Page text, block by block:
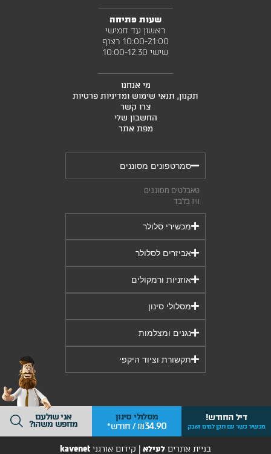
שעות פתיחה
ראשון עד חמישי
10:00-21:00 רצוף
שישי 10:00-12.30
מי אנחנו
תקנון, תנאי שימוש ומדיניות פרטיות
צרו קשר
החשבון שלי
מפת אתר
סמרטפונים מסוננים
טאבלטים מסוננים
וויז בלבד
מכשירי סלולר
אביזרים לסלולר
אוזניות ורמקולים
מסלולי סינון
נגנים ומצלמות
תקשורת וציוד היקפי
דיל החודש!
מכשיר כשר עם תקן למים ואבק
מסלולי סינון
34.90₪ / חודש*
אני שולעם
מחפש משהו?
בניית אתרים לעילא קידום אורגני kavenet